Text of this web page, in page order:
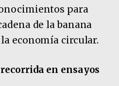
para
de la banana
economía circular.
en ensayos